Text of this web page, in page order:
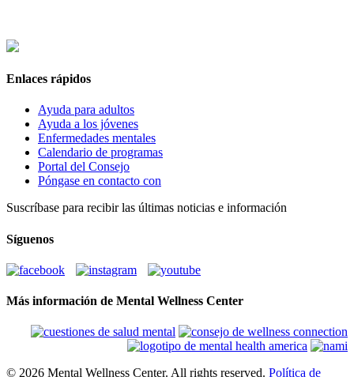
Enlaces rápidos
Ayuda para adultos
Ayuda a los jóvenes
Enfermedades mentales
Calendario de programas
Portal del Consejo
Póngase en contacto con
Suscríbase para recibir las últimas noticias e información
Síguenos
Más información de Mental Wellness Center
© 2026 Mental Wellness Center. All rights reserved. Política de